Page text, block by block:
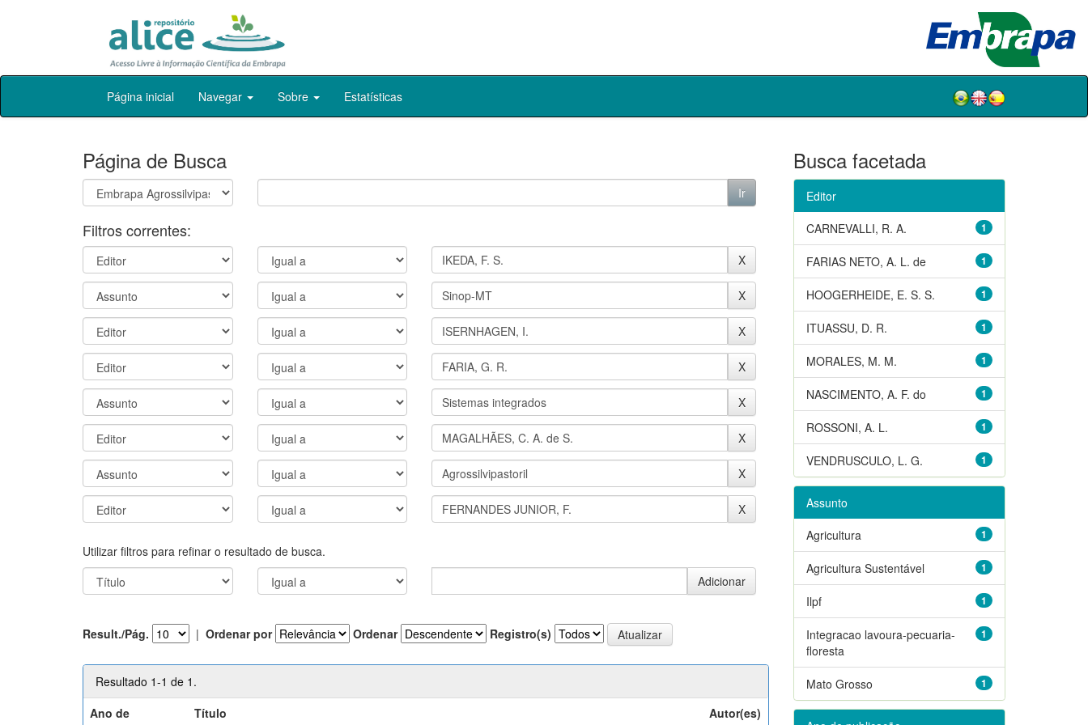
Skip
Página inicial Navegar Sobre Estatísticas
Página de Busca
Filtros correntes:
Utilizar filtros para refinar o resultado de busca.
Result./Pág. | Ordenar por Ordenar Registro(s)
Resultado 1-1 de 1.
Ano de
Título Autor(es)
Busca facetada
Editor
1
CARNEVALLI, R. A.
1
FARIAS NETO, A. L. de
1
HOOGERHEIDE, E. S. S.
1
ITUASSU, D. R.
1
MORALES, M. M.
1
NASCIMENTO, A. F. do
1
ROSSONI, A. L.
1
VENDRUSCULO, L. G.
Assunto
1
Agricultura
1
Agricultura Sustentável
1
Ilpf
1
Integracao lavoura-pecuaria-
floresta
1
Mato Grosso